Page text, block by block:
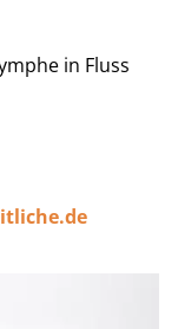
in Fluss